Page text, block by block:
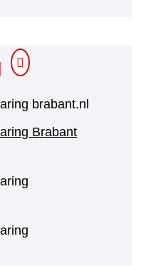
brabant.nl
Brabant